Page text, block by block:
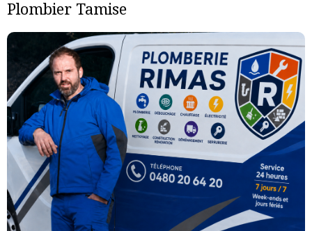
Plombier Tamise